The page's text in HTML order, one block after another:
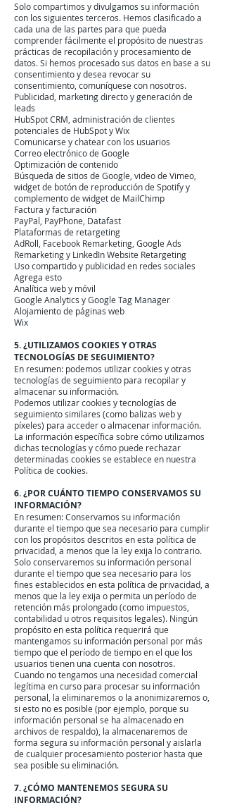
Solo compartimos y divulgamos su información
con los siguientes terceros. Hemos clasificado a
cada una de las partes para que pueda
comprender fácilmente el propósito de nuestras
prácticas de recopilación y procesamiento de
datos. Si hemos procesado sus datos en base a su
consentimiento y desea revocar su
consentimiento, comuníquese con nosotros.
Publicidad, marketing directo y generación de
leads
HubSpot CRM, administración de clientes
potenciales de HubSpot y Wix
Comunicarse y chatear con los usuarios
Correo electrónico de Google
Optimización de contenido
Búsqueda de sitios de Google, video de Vimeo,
widget de botón de reproducción de Spotify y
complemento de widget de MailChimp
Factura y facturación
PayPal, PayPhone, Datafast
Plataformas de retargeting
AdRoll, Facebook Remarketing, Google Ads
Remarketing y LinkedIn Website Retargeting
Uso compartido y publicidad en redes sociales
Agrega esto
Analítica web y móvil
Google Analytics y Google Tag Manager
Alojamiento de páginas web
Wix
5. ¿UTILIZAMOS COOKIES Y OTRAS
TECNOLOGÍAS DE SEGUIMIENTO?
En resumen: podemos utilizar cookies y otras
tecnologías de seguimiento para recopilar y
almacenar su información.
Podemos utilizar cookies y tecnologías de
seguimiento similares (como balizas web y
píxeles) para acceder o almacenar información.
La información específica sobre cómo utilizamos
dichas tecnologías y cómo puede rechazar
determinadas cookies se establece en nuestra
Política de cookies.
6. ¿POR CUÁNTO TIEMPO CONSERVAMOS SU
INFORMACIÓN?
En resumen: Conservamos su información
durante el tiempo que sea necesario para cumplir
con los propósitos descritos en esta política de
privacidad, a menos que la ley exija lo contrario.
Solo conservaremos su información personal
durante el tiempo que sea necesario para los
fines establecidos en esta política de privacidad, a
menos que la ley exija o permita un período de
retención más prolongado (como impuestos,
contabilidad u otros requisitos legales). Ningún
propósito en esta política requerirá que
mantengamos su información personal por más
tiempo que el período de tiempo en el que los
usuarios tienen una cuenta con nosotros.
Cuando no tengamos una necesidad comercial
legítima en curso para procesar su información
personal, la eliminaremos o la anonimizaremos o,
si esto no es posible (por ejemplo, porque su
información personal se ha almacenado en
archivos de respaldo), la almacenaremos de
forma segura su información personal y aislarla
de cualquier procesamiento posterior hasta que
sea posible su eliminación.
7. ¿CÓMO MANTENEMOS SEGURA SU
INFORMACIÓN?